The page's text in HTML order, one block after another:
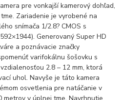
pre vonkajší kamerový dohľad,
Zariadenie je vyrobené na
snímača 1/2.8? CMOS s
Generovaný Super HD
a poznávacie značky
varifokálnu šošovku s
2.8 – 12 mm, ktorá
uhol. Navyše je táto kamera
osvetlenia pre natáčanie v